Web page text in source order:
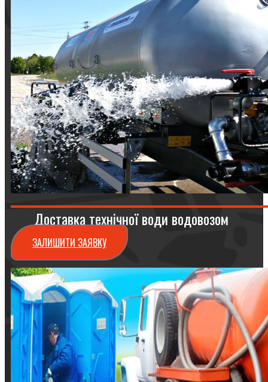
Доставка технічної води водовозом
ЗАЛИШИТИ ЗАЯВКУ